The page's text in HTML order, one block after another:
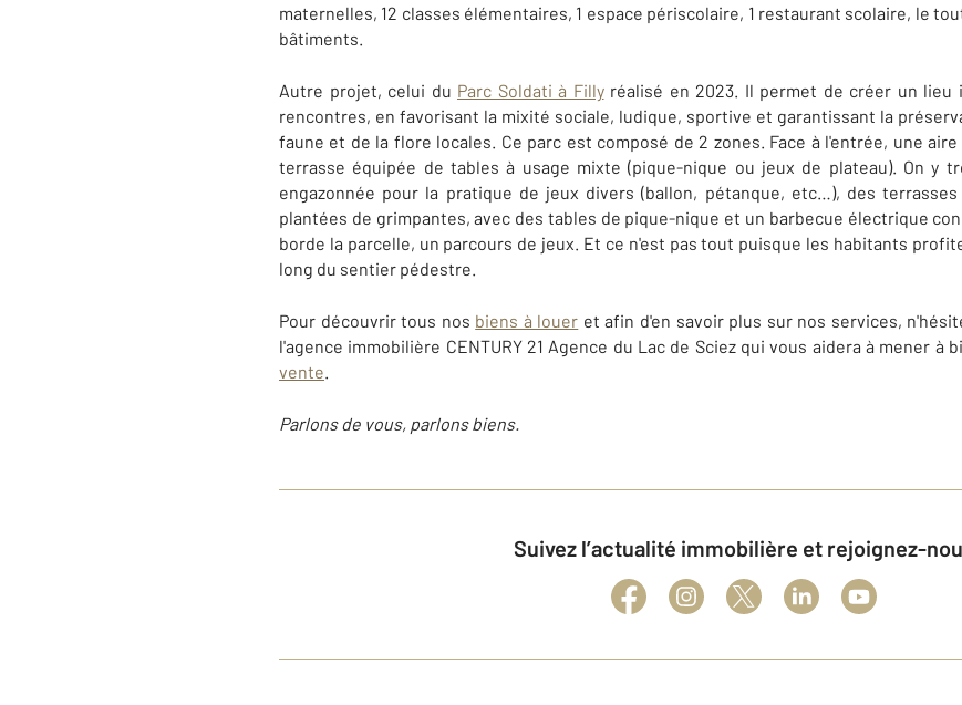
maternelles, 12 classes élémentaires, 1 espace périscolaire, 1 restaurant scolaire, le
bâtiments.
Autre projet, celui du Parc Soldati à Fillyréalisé en 2023. Il permet de créer un lieu
rencontres, en favorisant la mixité sociale, ludique, sportive et garantissant la
faune et de la flore locales. Ce parc est composé de 2 zones. Face à l'entrée, une
terrasse équipée de tables à usage mixte (pique-nique ou jeux de plateau). On y
engazonnée pour la pratique de jeux divers (ballon, pétanque, etc…), des
plantées de grimpantes, avec des tables de pique-nique et un barbecue électrique
borde la parcelle, un parcours de jeux. Et ce n'est pas tout puisque les habitants
long du sentier pédestre.
Pour découvrir tous nos biens à louer et afin d'en savoir plus sur nos services,
l'agence immobilière CENTURY 21 Agence du Lac de Sciez qui vous aidera à mener à
vente
Parlons de vous, parlons biens.
Suivez l’actualité immobilière et rejoignez-